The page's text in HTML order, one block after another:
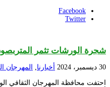
Facebook
Twitter
شجرة الورشات تثمر
30 ديسمبر، 2024 أخبارنا, المهرجان